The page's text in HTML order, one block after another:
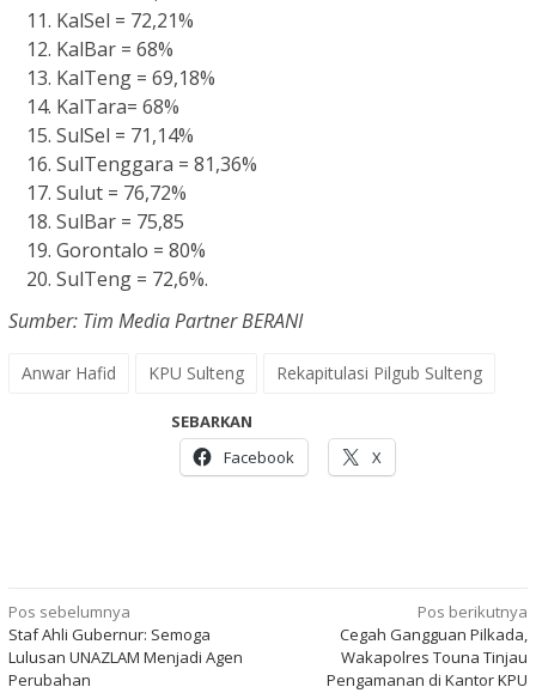
KalSel = 72,21%
KalBar = 68%
KalTeng = 69,18%
KalTara= 68%
SulSel = 71,14%
SulTenggara = 81,36%
Sulut = 76,72%
SulBar = 75,85
Gorontalo = 80%
SulTeng = 72,6%.
Sumber: Tim Media Partner BERANI
Anwar Hafid KPU Sulteng Rekapitulasi Pilgub Sulteng
SEBARKAN
Facebook
X
Navigasi
pos
Pos sebelumnya
Staf Ahli Gubernur: Semoga
Lulusan UNAZLAM Menjadi Agen
Perubahan
Pos berikutnya
Cegah Gangguan Pilkada,
Wakapolres Touna Tinjau
Pengamanan di Kantor KPU